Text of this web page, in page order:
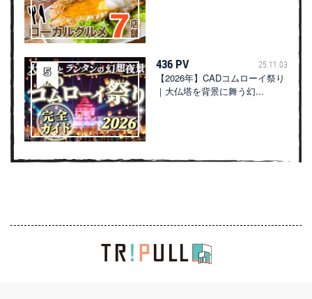
436 PV 25.11.03
【2026年】CADコムローイ祭り
｜大仏塔を背景に舞う幻...